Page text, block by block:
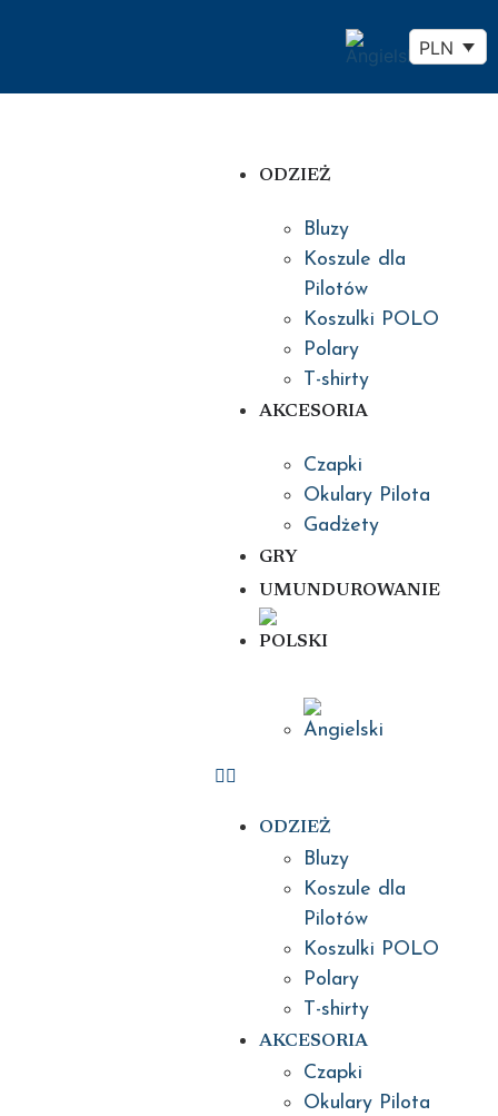
PLN
ODZIEŻ
Bluzy
Koszule dla
Pilotów
Koszulki POLO
Polary
T-shirty
AKCESORIA
Czapki
Okulary Pilota
Gadżety
GRY
UMUNDUROWANIE
ODZIEŻ
Bluzy
Koszule dla
Pilotów
Koszulki POLO
Polary
T-shirty
AKCESORIA
Czapki
Okulary Pilota